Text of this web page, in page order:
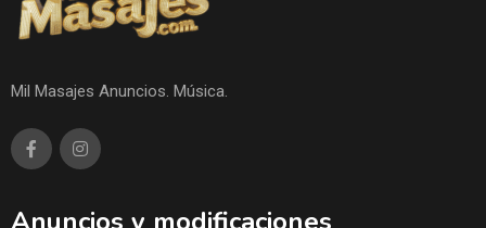
Mil Masajes Anuncios. Música.
Anuncios y modificaciones